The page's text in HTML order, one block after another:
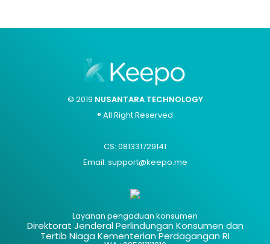
© 2019 NUSANTARA TECHNOLOGY
® All Right Reserved
CS: 081331729141
Email: support@keepo.me
Layanan pengaduan konsumen
Direktorat Jenderal Perlindungan Konsumen dan
Tertib Niaga Kementerian Perdagangan RI